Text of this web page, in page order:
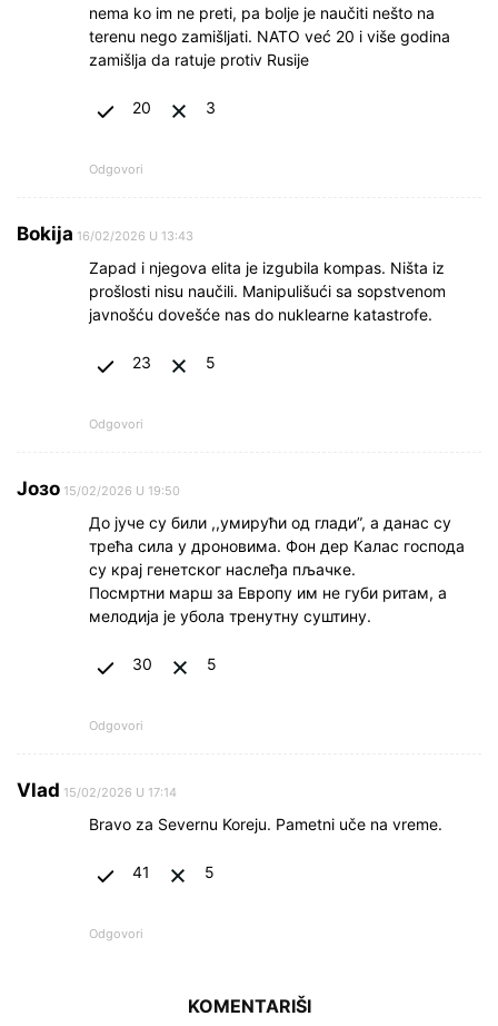
nema ko im ne preti, pa bolje je naučiti nešto na
terenu nego zamišljati. NATO već 20 i više godina
zamišlja da ratuje protiv Rusije
20 3
Odgovori
Bokija 16/02/2026 U 13:43
Zapad i njegova elita je izgubila kompas. Ništa iz
prošlosti nisu naučili. Manipulišući sa sopstvenom
javnošću dovešće nas do nuklearne katastrofe.
23 5
Odgovori
Јозо 15/02/2026 U 19:50
До јуче су били ,,умирући од глади”, а данас су
трећа сила у дроновима. Фон дер Калас господа
су крај генетског наслеђа пљачке.
Посмртни марш за Европу им не губи ритам, а
мелодија је убола тренутну суштину.
30 5
Odgovori
Vlad 15/02/2026 U 17:14
Bravo za Severnu Koreju. Pametni uče na vreme.
41 5
Odgovori
KOMENTARIŠI